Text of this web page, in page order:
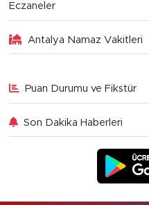
Eczaneler
Antalya Namaz Vakitleri
Puan Durumu ve Fikstür
Son Dakika Haberleri